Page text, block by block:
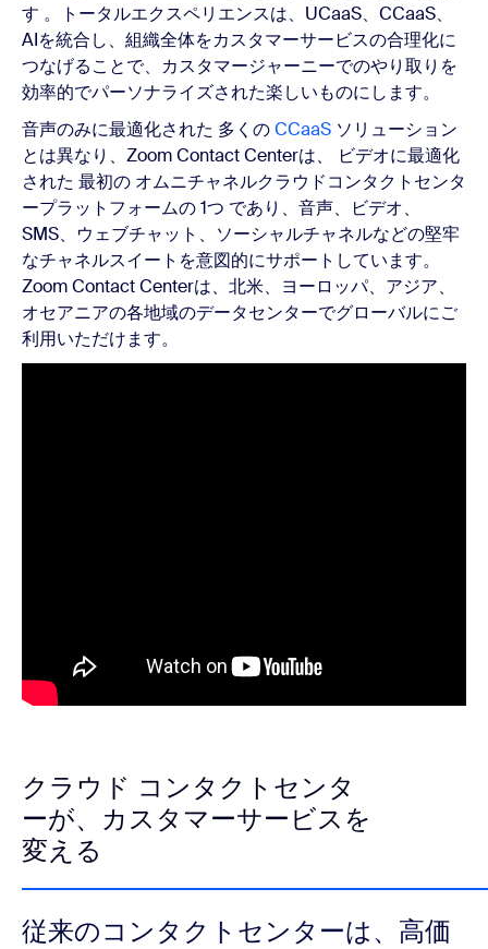
す 。トータルエクスペリエンスは、UCaaS、CCaaS、
AIを統合し、組織全体をカスタマーサービスの合理化に
つなげることで、カスタマージャーニーでのやり取りを
効率的でパーソナライズされた楽しいものにします。
音声のみに最適化された 多くのCCaaS ソリューション
とは異なり、Zoom Contact Centerは、
ビデオに最適化
された 最初の オムニチャネルクラウドコンタクトセンタ
ープラットフォームの 1つ であり、音声、ビデオ、
SMS、ウェブチャット、ソーシャルチャネルなどの堅牢
なチャネルスイートを意図的にサポートしています。
Zoom Contact Centerは、北米、ヨーロッパ、アジア、
オセアニアの各地域のデータセンターでグローバルにご
利用いただけます。
クラウド コンタクトセンタ
ーが、カスタマーサービスを
変える
従来のコンタクトセンターは、高価